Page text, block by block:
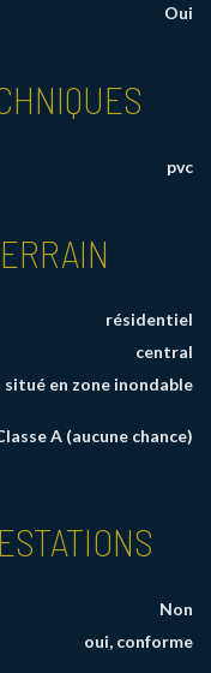
Oui
pvc
résidentiel
central
situé en zone inondable
A (aucune chance)
Non
oui, conforme